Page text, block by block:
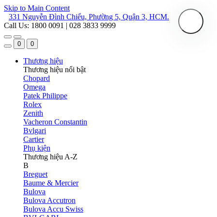
Skip to Main Content
331 Nguyễn Đình Chiểu, Phường 5, Quận 3, HCM.
Call Us: 1800 0091 | 028 3833 9999
0 0
Thương hiệu
Thương hiệu nổi bật
Chopard
Omega
Patek Philippe
Rolex
Zenith
Vacheron Constantin
Bvlgari
Cartier
Phụ kiện
Thương hiệu A-Z
B
Breguet
Baume & Mercier
Bulova
Bulova Accutron
Bulova Accu Swiss